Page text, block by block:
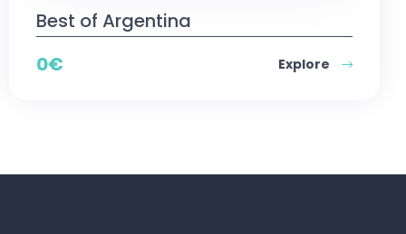
Best of Argentina
0€ Explore